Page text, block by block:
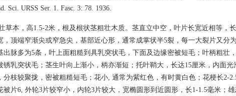
Sci. URSS Ser. 1. Fasc. 3: 78. 1936.
草本，高1.5-2米，根及根状茎粗壮木质。茎直立中空，叶片长宽近相等，
，顶端窄渐尖或窄急尖，基部近心形，通常成掌状半5裂，每一大裂片又分
出脉多为5条，叶上面粗糙到具乳突状毛，下面及边缘密被短毛；叶柄粗壮
锈乳突状毛；茎生叶向上渐小，柄亦渐短；托叶鞘大，长达15厘米，内面
分枝较聚拢，密被粗糙短毛；花小, 通常为紫红色，有时黄白色；花梗长2-
被片6, 外轮3片较窄小，内轮3片较大，宽椭圆形到近圆形，长1-1.5毫米；